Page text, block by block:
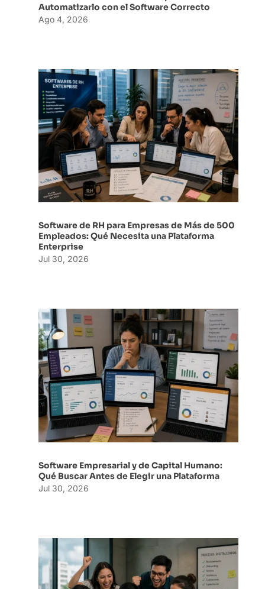
Automatizarlo con el Software Correcto
Ago 4, 2026
Software de RH para Empresas de Más de 500
Empleados: Qué Necesita una Plataforma
Enterprise
Jul 30, 2026
Software Empresarial y de Capital Humano:
Qué Buscar Antes de Elegir una Plataforma
Jul 30, 2026